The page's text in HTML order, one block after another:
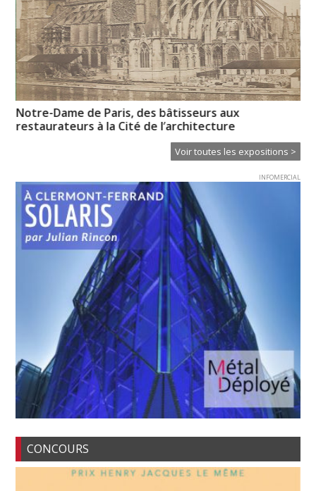
Notre-Dame de Paris, des bâtisseurs aux
restaurateurs à la Cité de l’architecture
Voir toutes les expositions >
INFOMERCIAL
CONCOURS